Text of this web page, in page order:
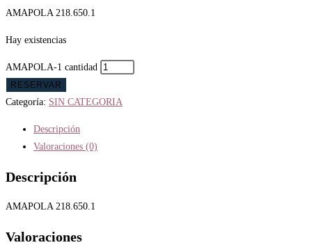
AMAPOLA 218.650.1
Hay existencias
AMAPOLA-1 cantidad
RESERVAR
Categoría: SIN CATEGORIA
Descripción
Valoraciones (0)
Descripción
AMAPOLA 218.650.1
Valoraciones